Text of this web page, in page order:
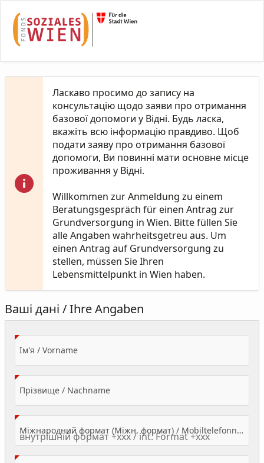
Ласкаво просимо до запису на
консультацію щодо заяви про отримання
базової допомоги у Відні. Будь ласка,
вкажіть всю інформацію правдиво. Щоб
подати заяву про отримання базової
допомоги, Ви повинні мати основне місце
проживання у Відні.
Willkommen zur Anmeldung zu einem
Beratungsgespräch für einen Antrag zur
Grundversorgung in Wien. Bitte füllen Sie
alle Angaben wahrheitsgetreu aus. Um
einen Antrag auf Grundversorgung zu
stellen, müssen Sie Ihren
Lebensmittelpunkt in Wien haben.
Ваші дані / Ihre Angaben
Ім'я / Vorname(Value Required)
Прізвище / Nachname(Value Required)
Міжнародний формат (Міжн. формат) / Mobiltelefonnummer